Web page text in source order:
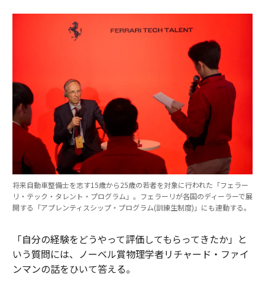
将来自動車整備士を志す15歳から25歳の若者を対象に行われた「フェラー
リ・テック・タレント・プログラム」。フェラーリが各国のディーラーで展
開する「アプレンティスシップ・プログラム(訓練生制度)」にも連動する。
「自分の経験をどうやって評価してもらってきたか」と
いう質問には、ノーベル賞物理学者リチャード・ファイ
ンマンの話をひいて答える。